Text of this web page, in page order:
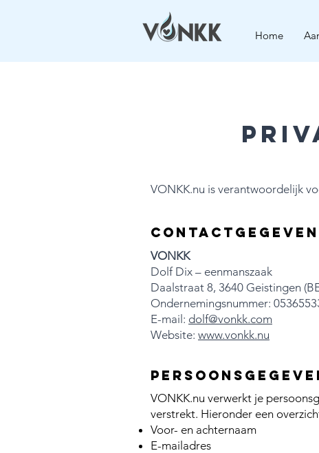
Home
VONKK.nu is verantwoordelijk
VONKK
Dolf Dix – eenmanszaak
Daalstraat 8, 3640 Geistingen
Ondernemingsnummer:
E-mail: dolf@vonkk.com
Website: www.vonkk.nu
VONKK.nu verwerkt je
verstrekt. Hieronder een
Voor- en achternaam
E-mailadres